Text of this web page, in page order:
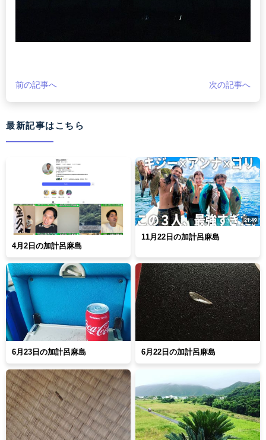
前の記事へ 次の記事へ
最新記事はこちら
4月2日の加計呂麻島
11月22日の加計呂麻島
6月23日の加計呂麻島 6月22日の加計呂麻島